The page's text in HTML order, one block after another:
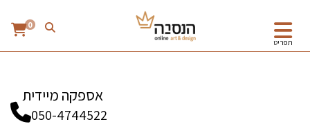
תפריט
0
אספקה מיידית
050-4744522